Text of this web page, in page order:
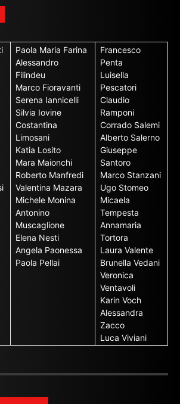
Paola Maria Farina
Alessandro
Filindeu
Marco Fioravanti
Serena Iannicelli
Silvia Iovine
Costantina
Limosani
Katia Losito
Mara Maionchi
Roberto Manfredi
Valentina Mazara
Michele Monina
Antonino
Muscaglione
Elena Nesti
Angela Paonessa
Paola Pellai
Francesco
Penta
Luisella
Pescatori
Claudio
Ramponi
Corrado Salemi
Alberto Salerno
Giuseppe
Santoro
Marco Stanzani
Ugo Stomeo
Micaela
Tempesta
Annamaria
Tortora
Laura Valente
Brunella Vedani
Veronica
Ventavoli
Karin Voch
Alessandra
Zacco
Luca Viviani